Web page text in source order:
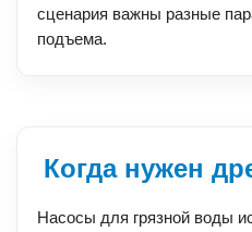
сценария важны разные
подъема.
Когда нужен
Насосы для грязной воды